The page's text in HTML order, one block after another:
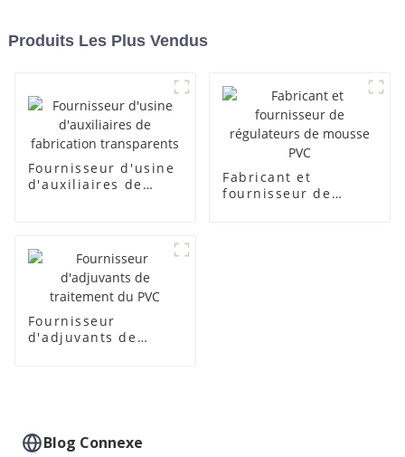
Produits Les Plus Vendus
Fournisseur d'usine
d'auxiliaires de
Fabricant et
fournisseur de
Fournisseur
d'adjuvants de
Blog Connexe